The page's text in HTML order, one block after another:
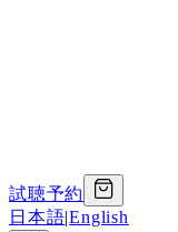
試聴予約
日本語|English